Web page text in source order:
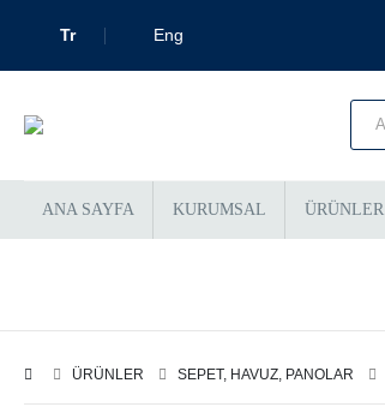
Tr Eng
ANA SAYFA KURUMSAL ÜRÜNLER
ÜRÜNLER SEPET, HAVUZ, PANOLAR